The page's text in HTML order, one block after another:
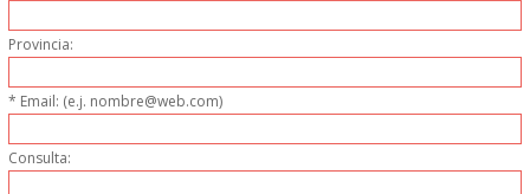
MAQUINARIA OTROS
MUEBLES
Provincia:
* Email: (e.j. nombre@web.com)
Consulta: